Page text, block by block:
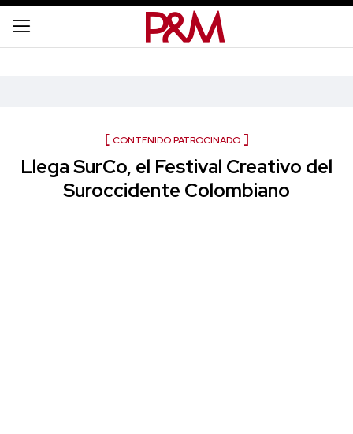
CONTENIDO PATROCINADO
Llega SurCo, el Festival Creativo del
Suroccidente Colombiano